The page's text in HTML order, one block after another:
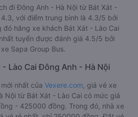
đi Đông Anh - Hà Nội từ Bát Xát -
với điểm trung bình là 4.3/5 bởi
đó hãng xe khách Bát Xát - Lào Cai
tuyến được đánh giá 4.5/5 bởi
Sapa Group Bus.
- Lào Cai Đông Anh - Hà Nội
nhất của Vexere.com , giá vé xe
Nội từ Bát Xát - Lào Cai có mức giá
- 425000 đồng. Trong đó, nhà xe